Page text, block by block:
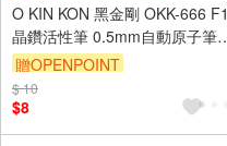
O KIN KON 黑金剛 OKK-666 F1
晶鑽活性筆 0.5mm自動原子筆
(單支）藍
贈OPENPOINT
$ 10
$8